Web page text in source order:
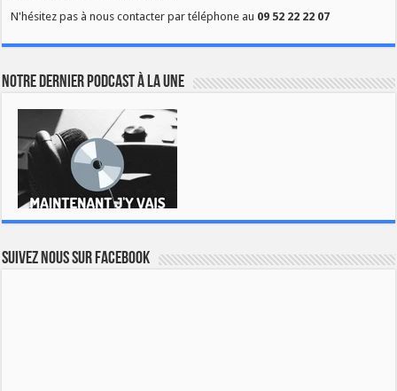
N'hésitez pas à nous contacter par téléphone au 09 52 22 22 07
Notre dernier podcast à la une
Suivez nous sur Facebook